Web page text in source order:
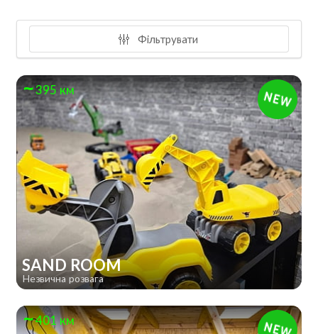
Фільтрувати
395 км
SAND ROOM
Незвична розвага
401 км